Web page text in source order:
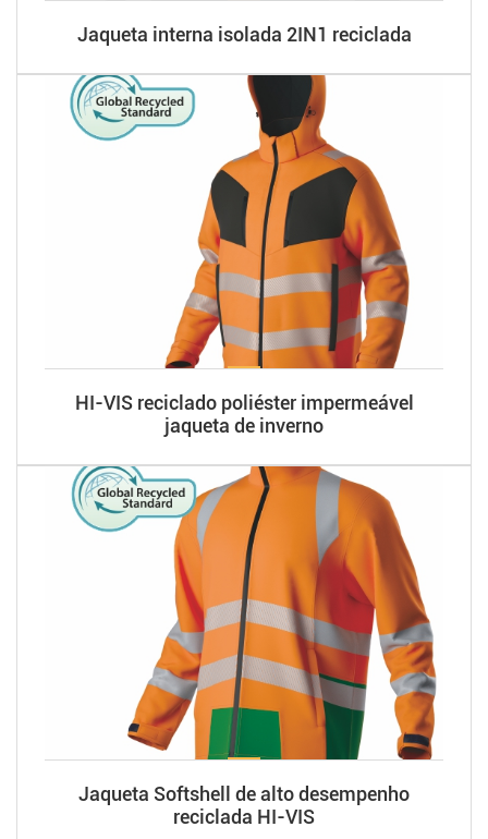
Jaqueta interna isolada 2IN1 reciclada
HI-VIS reciclado poliéster impermeável
jaqueta de inverno
Jaqueta Softshell de alto desempenho
reciclada HI-VIS